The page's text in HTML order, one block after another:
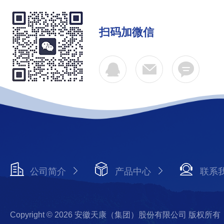
扫码加微信
公司简介 产品中心 联系
Copyright © 2026 安徽天康（集团）股份有限公司 版权所有